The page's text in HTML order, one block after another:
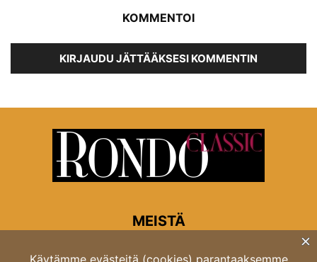
KOMMENTOI
KIRJAUDU JÄTTÄÄKSESI KOMMENTIN
MEISTÄ
Rondon toimitus